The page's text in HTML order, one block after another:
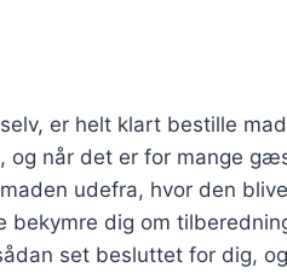
er helt klart bestille
og når det er for mange
udefra, hvor den
bekymre dig om
set besluttet for dig,